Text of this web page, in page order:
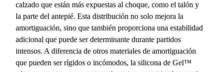
calzado que están más expuestas al choque, como el talón y
la parte del antepié. Esta distribución no solo mejora la
amortiguación, sino que también proporciona una estabilidad
adicional que puede ser determinante durante partidos
intensos. A diferencia de otros materiales de amortiguación
que pueden ser rígidos o incómodos, la silicona de Gel™